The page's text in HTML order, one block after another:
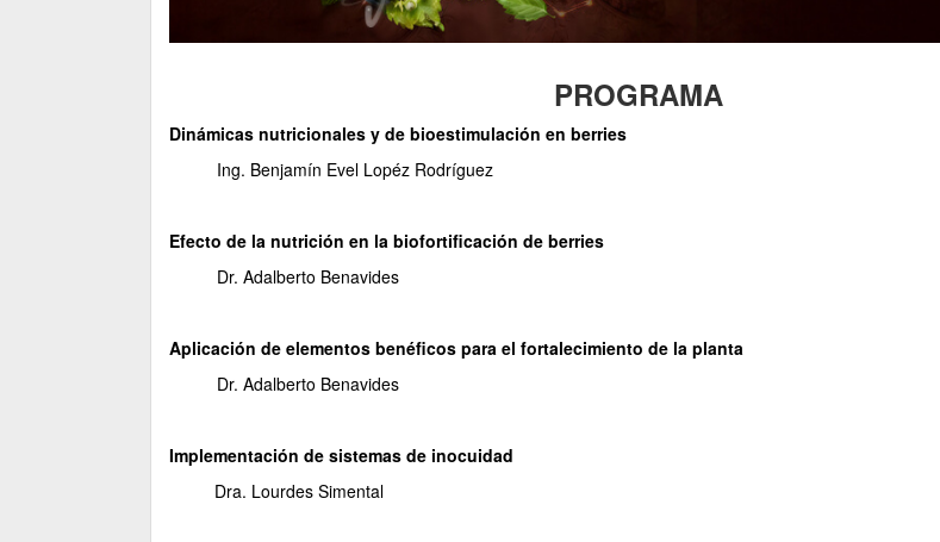
PROGRAMA
Dinámicas nutricionales y de bioestimulación en berries
Ing. Benjamín Evel Lopéz Rodríguez
Efecto de la nutrición en la biofortificación de berries
Dr. Adalberto Benavides
Aplicación de elementos benéficos para el fortalecimiento de la planta
Dr. Adalberto Benavides
Implementación de sistemas de inocuidad
Dra. Lourdes Simental